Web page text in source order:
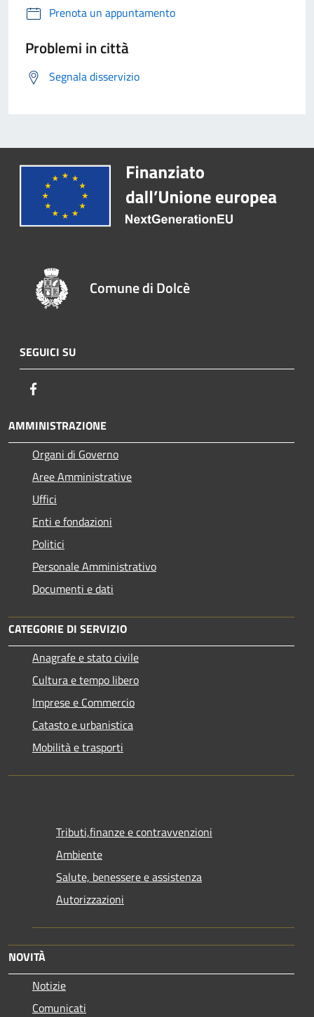
Prenota un appuntamento
Problemi in città
Segnala disservizio
Comune di Dolcè
SEGUICI SU
AMMINISTRAZIONE
Organi di Governo
Aree Amministrative
Uffici
Enti e fondazioni
Politici
Personale Amministrativo
Documenti e dati
CATEGORIE DI SERVIZIO
Anagrafe e stato civile
Cultura e tempo libero
Imprese e Commercio
Catasto e urbanistica
Mobilità e trasporti
Tributi,finanze e contravvenzioni
Ambiente
Salute, benessere e assistenza
Autorizzazioni
NOVITÀ
Notizie
Comunicati